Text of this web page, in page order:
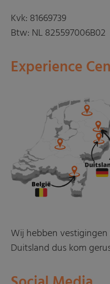
Kvk: 81669739
Btw: NL 825597006B02
Experience
Wij hebben
Duitsland dus kom